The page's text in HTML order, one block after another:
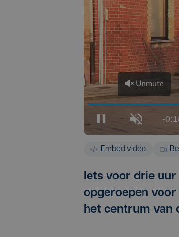
Embed video
Iets voor drie
opgeroepen voor
het centrum van